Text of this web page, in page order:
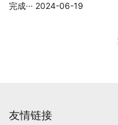
完成··· 2024-06-19
友情链接